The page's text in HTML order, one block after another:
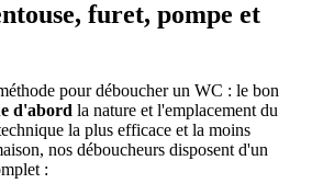
furet, pompe et
pour déboucher un WC : le bon
d'abord la nature et l'emplacement du
la plus efficace et la moins
nos déboucheurs disposent d'un
: